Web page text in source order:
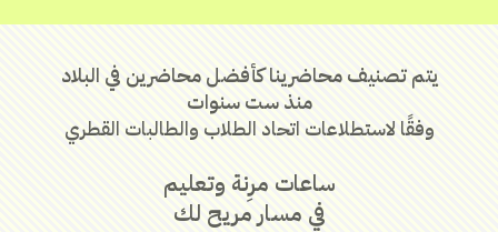
‬منذ‭ ‬ست‭ ‬سنوات
وفقًا‭ ‬لاستطلاعات‭ ‬اتحاد‭ ‬الطلاب‭ ‬والطالبات‭ ‬القطري
ساعات مرِنة وتعليم
في مسار مريح لك